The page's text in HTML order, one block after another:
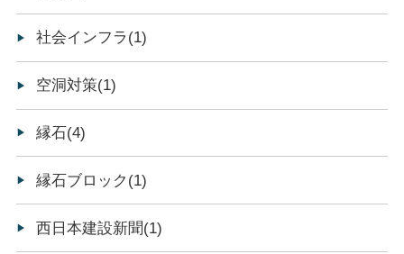
社会インフラ(1)
空洞対策(1)
縁石(4)
縁石ブロック(1)
西日本建設新聞(1)